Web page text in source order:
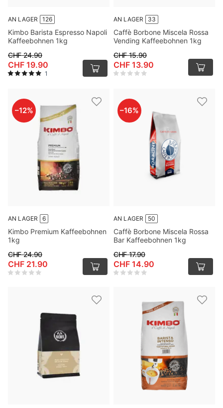
AN LAGER 126
Kimbo Barista Espresso Napoli
Kaffeebohnen 1kg
CHF 24.90
CHF 19.90
1
AN LAGER 33
Caffè Borbone Miscela Rossa
Vending Kaffeebohnen 1kg
CHF 15.90
CHF 13.90
AN LAGER 6
Kimbo Premium Kaffeebohnen
1kg
–12%
CHF 24.90
CHF 21.90
AN LAGER 50
Caffè Borbone Miscela Rossa
Bar Kaffeebohnen 1kg
–16%
CHF 17.90
CHF 14.90